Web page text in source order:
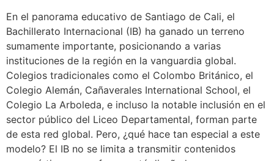
En el panorama educativo de Santiago de Cali, el
Bachillerato Internacional (IB) ha ganado un terreno
sumamente importante, posicionando a varias
instituciones de la región en la vanguardia global.
Colegios tradicionales como el Colombo Británico, el
Colegio Alemán, Cañaverales International School, el
Colegio La Arboleda, e incluso la notable inclusión en el
sector público del Liceo Departamental, forman parte
de esta red global. Pero, ¿qué hace tan especial a este
modelo? El IB no se limita a transmitir contenidos